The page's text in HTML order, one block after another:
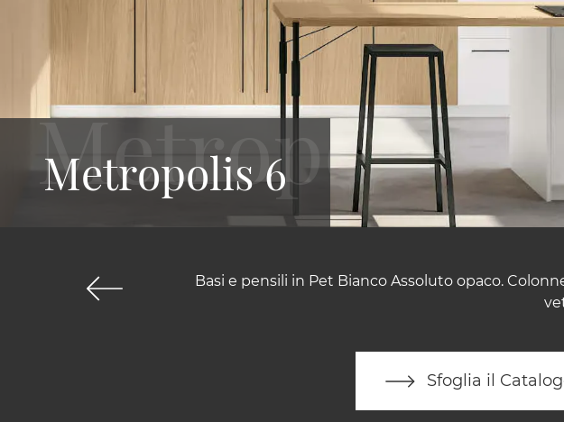
Basi e pensili in Pet Bianco Assoluto opaco.
Sfoglia il
Metropolis 6